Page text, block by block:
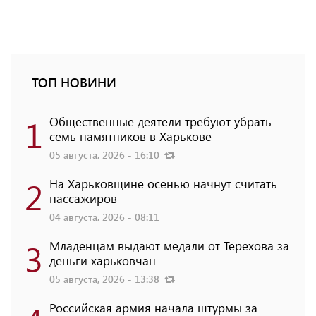
ТОП НОВИНИ
1 Общественные деятели требуют убрать
семь памятников в Харькове
05 августа, 2026 - 16:10
2 На Харьковщине осенью начнут считать
пассажиров
04 августа, 2026 - 08:11
3 Младенцам выдают медали от Терехова за
деньги харьковчан
05 августа, 2026 - 13:38
Российская армия начала штурмы за